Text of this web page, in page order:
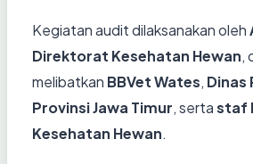
Kegiatan audit dilaksanakan oleh
Direktorat Kesehatan Hewan,
melibatkan BBVet Wates, Dinas
Provinsi Jawa Timur, sertastaf
Kesehatan Hewan.